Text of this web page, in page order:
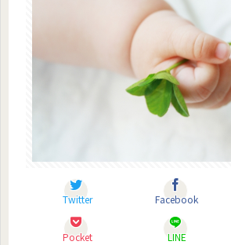
Twitter Facebook
Pocket LINE